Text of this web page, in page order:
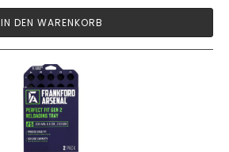
IN DEN WARENKORB